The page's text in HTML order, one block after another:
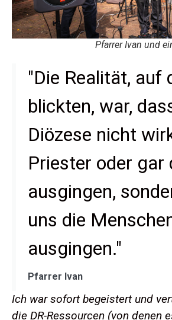
Pfarrer Ivan und
"Die Realität, auf
blickten, war,
Diözese nicht
Priester oder gar
ausgingen,
uns die
ausgingen."
Pfarrer Ivan
Ich war sofort begeistert und
die DR-Ressourcen (von denen